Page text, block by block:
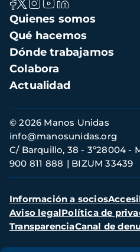
Navegación
principal
Quienes somos
Qué hacemos
Dónde trabajamos
Colabora
Actualidad
Información
de
contacto
© 2026 Manos Unidas
C/ Barquillo, 38 - 3º28004 -
900 811 888
BIZUM 33439
info@manosunidas.org
Menú
secundario
Información a socios
Aviso legalPolítica de
TransparenciaCanal de